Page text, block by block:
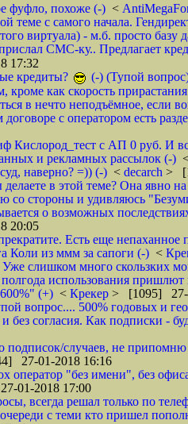
фуфло, похоже (-) <
теме с самого начала.
виртуала) - м.б. просто
СМС-ку.. Предлагает
17:32
кредиты?
(-) (Тупой
кроме как скорость
в нечто неподъёмное, если
с оператором есть
Кислород_тест с АП 0 руб. И
и рекламных рассылок (-)
наверно? =)) (-) < decarch >
в этой теме? Она явно
со стороны и удивляюсь
о возможных
20:05
Есть еще непаханное
Коли из ммм за сапоги (-) <
слишком много скользких
полгода использования
(+) < Крекер > [1095] 27-
вопрос.... 500% годовых и
без согласия. Как подписки -
подписок/случаев, не
27-01-2018 16:16
оператор "без имени", без
01-2018 17:00
всегда решал только по
очереди с теми кто пришел